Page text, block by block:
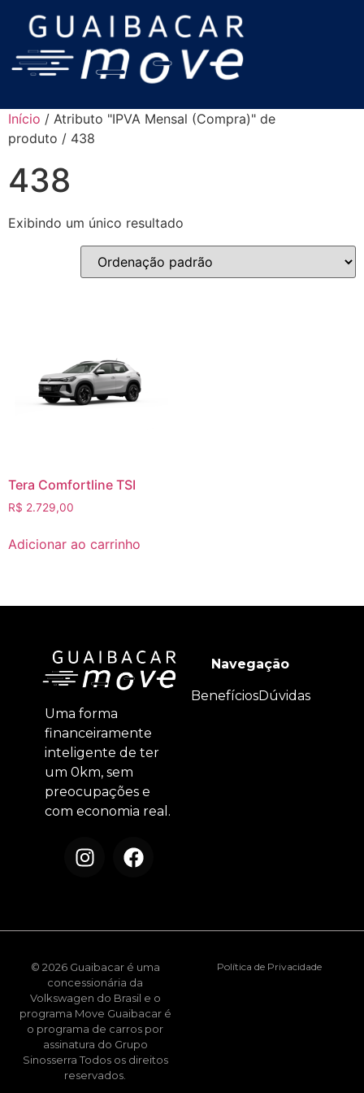
Início / Atributo "IPVA Mensal (Compra)" de
produto / 438
438
Exibindo um único resultado
Tera Comfortline TSI
R$ 2.729,00
Adicionar ao carrinho
Uma forma
financeiramente
inteligente de ter
um 0km, sem
preocupações e
com economia real.
Navegação
BenefíciosDúvidas
© 2026 Guaibacar é uma
concessionária da
Volkswagen do Brasil e o
programa Move Guaibacar é
o programa de carros por
assinatura do Grupo
Sinosserra Todos os direitos
reservados.
Política de Privacidade